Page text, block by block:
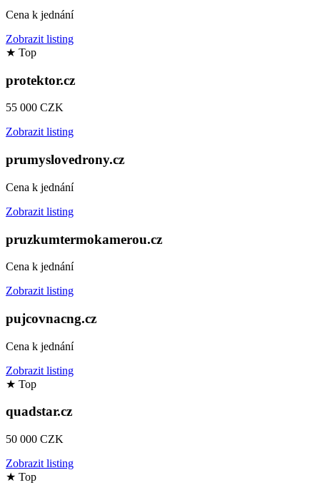
Cena k jednání
Zobrazit listing
★ Top
protektor.cz
55 000 CZK
Zobrazit listing
prumyslovedrony.cz
Cena k jednání
Zobrazit listing
pruzkumtermokamerou.cz
Cena k jednání
Zobrazit listing
pujcovnacng.cz
Cena k jednání
Zobrazit listing
★ Top
quadstar.cz
50 000 CZK
Zobrazit listing
★ Top